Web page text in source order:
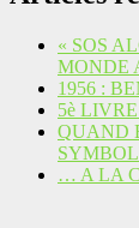
« SOS
MONDE
1956 :
5è
QUAND
… A LA